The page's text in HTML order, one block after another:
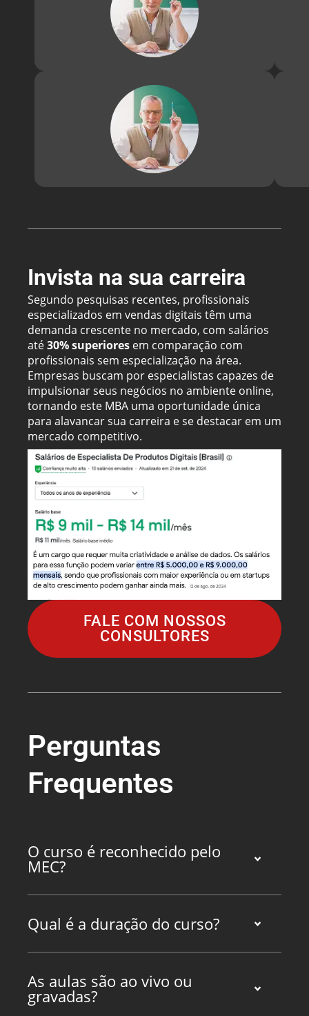
Invista na sua carreira
Segundo pesquisas recentes, profissionais
especializados em vendas digitais têm uma
demanda crescente no mercado, com salários
até30% superiores em comparação com
profissionais sem especialização na área.
Empresas buscam por especialistas capazes de
impulsionar seus negócios no ambiente online,
tornando este MBA uma oportunidade única
para alavancar sua carreira e se destacar em um
mercado competitivo.
FALE COM NOSSOS
CONSULTORES
Perguntas
Frequentes
O curso é reconhecido pelo
MEC?
Qual é a duração do curso?
As aulas são ao vivo ou
gravadas?